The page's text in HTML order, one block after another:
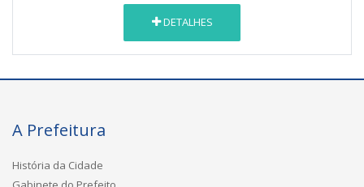
DETALHES
A Prefeitura
História da Cidade